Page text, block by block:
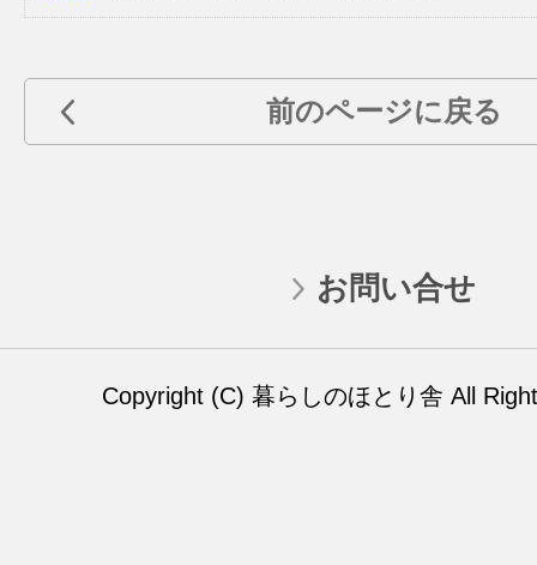
前のページに戻る
お問い合せ
Copyright (C) 暮らしのほとり舎 All